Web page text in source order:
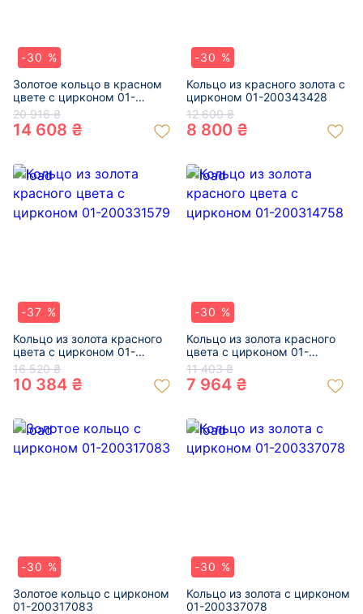
-30 %
Золотое кольцо в красном
цвете с цирконом 01-
200343383
20 916 ₴
14 608 ₴
-30 %
Кольцо из красного золота с
цирконом 01-200343428
12 600 ₴
8 800 ₴
-37 %
Кольцо из золота красного
цвета с цирконом 01-
200331579
16 520 ₴
10 384 ₴
-30 %
Кольцо из золота красного
цвета с цирконом 01-
200314758
11 403 ₴
7 964 ₴
-30 %
Золотое кольцо с цирконом
01-200317083
-30 %
Кольцо из золота с цирконом
01-200337078